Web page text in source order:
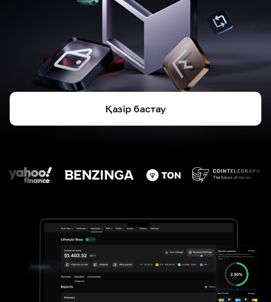
Қазір бастау